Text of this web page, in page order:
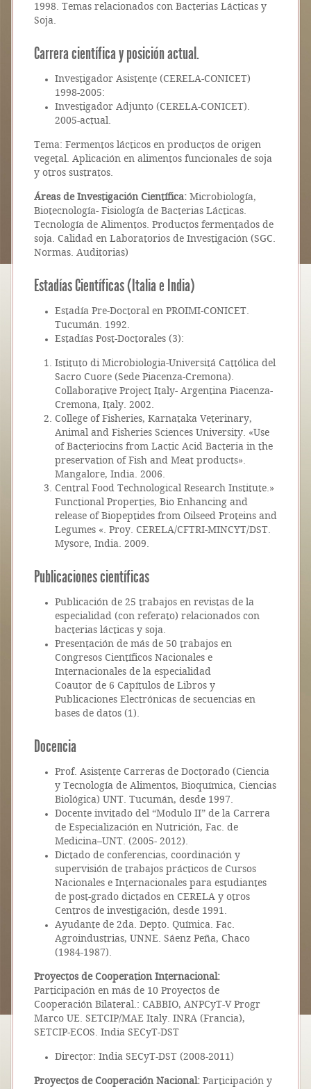
1998. Temas relacionados con Bacterias Lácticas y
Soja.
Carrera científica y posición actual.
Investigador Asistente (CERELA-CONICET)
1998-2005:
Investigador Adjunto (CERELA-CONICET).
2005-actual.
Tema: Fermentos lácticos en productos de origen
vegetal. Aplicación en alimentos funcionales de soja
y otros sustratos.
Áreas de Investigación Científica: Microbiología,
Biotecnología- Fisiología de Bacterias Lácticas.
Tecnología de Alimentos. Productos fermentados de
soja. Calidad en Laboratorios de Investigación (SGC.
Normas. Auditorias)
Estadías Científicas (Italia e India)
Estadía Pre-Doctoral en PROIMI-CONICET.
Tucumán. 1992.
Estadías Post-Doctorales (3):
Istituto di Microbiologia-Universitá Cattólica del
Sacro Cuore (Sede Piacenza-Cremona).
Collaborative Project Italy- Argentina Piacenza-
Cremona, Italy. 2002.
College of Fisheries, Karnataka Veterinary,
Animal and Fisheries Sciences University. «Use
of Bacteriocins from Lactic Acid Bacteria in the
preservation of Fish and Meat products».
Mangalore, India. 2006.
Central Food Technological Research Institute.»
Functional Properties, Bio Enhancing and
release of Biopeptides from Oilseed Proteins and
Legumes «. Proy. CERELA/CFTRI-MINCYT/DST.
Mysore, India. 2009.
Publicaciones científicas
Publicación de 25 trabajos en revistas de la
especialidad (con referato) relacionados con
bacterias lácticas y soja.
Presentación de más de 50 trabajos en
Congresos Científicos Nacionales e
Internacionales de la especialidad
Coautor de 6 Capítulos de Libros y
Publicaciones Electrónicas de secuencias en
bases de datos (1).
Docencia
Prof. Asistente Carreras de Doctorado (Ciencia
y Tecnología de Alimentos, Bioquímica, Ciencias
Biológica) UNT. Tucumán, desde 1997.
Docente invitado del “Modulo II” de la Carrera
de Especialización en Nutrición, Fac. de
Medicina–UNT. (2005- 2012).
Dictado de conferencias, coordinación y
supervisión de trabajos prácticos de Cursos
Nacionales e Internacionales para estudiantes
de post-grado dictados en CERELA y otros
Centros de investigación, desde 1991.
Ayudante de 2da. Depto. Química. Fac.
Agroindustrias, UNNE. Sáenz Peña, Chaco
(1984-1987).
Proyectos de Cooperation Internacional:
Participación en más de 10 Proyectos de
Cooperación Bilateral.: CABBIO, ANPCyT-V Progr
Marco UE. SETCIP/MAE Italy. INRA (Francia),
SETCIP-ECOS. India SECyT-DST
Director: India SECyT-DST (2008-2011)
Proyectos de Cooperación Nacional: Participación y